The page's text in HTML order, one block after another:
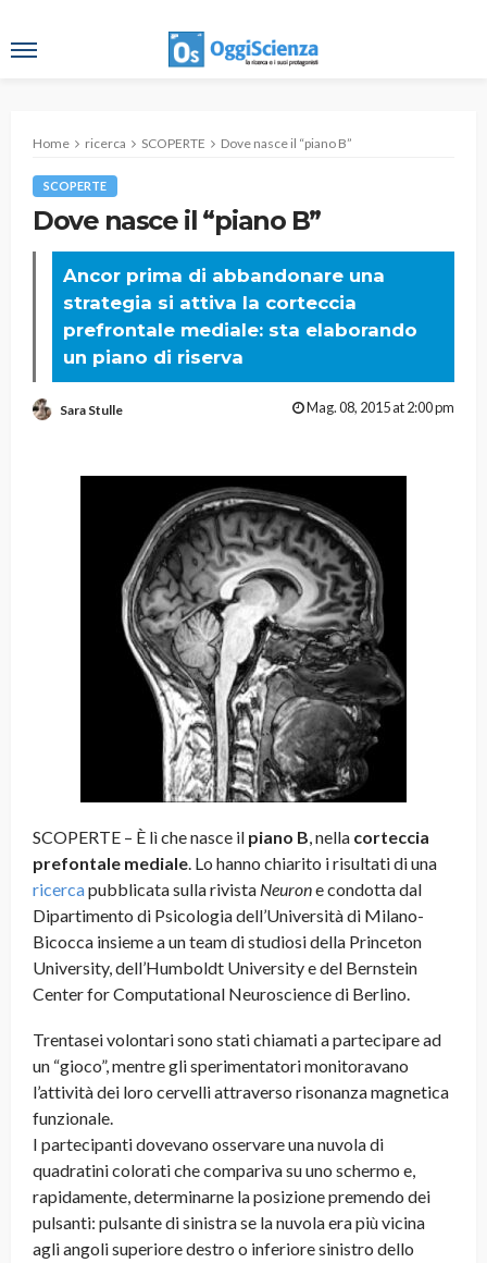
Home ricerca SCOPERTE Dove nasce il “piano B”
SCOPERTE
Dove nasce il “piano B”
Ancor prima di abbandonare una
strategia si attiva la corteccia
prefrontale mediale: sta elaborando
un piano di riserva
Sara Stulle Mag. 08, 2015 at 2:00 pm
SCOPERTE – È lì che nasce il piano B, nella corteccia
prefontale mediale. Lo hanno chiarito i risultati di una
ricercapubblicata sulla rivista Neurone condotta dal
Dipartimento di Psicologia dell’Università di Milano-
Bicocca insieme a un team di studiosi della Princeton
University, dell’Humboldt University e del Bernstein
Center for Computational Neuroscience di Berlino.
Trentasei volontari sono stati chiamati a partecipare ad
un “gioco”, mentre gli sperimentatori monitoravano
l’attività dei loro cervelli attraverso risonanza magnetica
funzionale.
I partecipanti dovevano osservare una nuvola di
quadratini colorati che compariva su uno schermo e,
rapidamente, determinarne la posizione premendo dei
pulsanti: pulsante di sinistra se la nuvola era più vicina
agli angoli superiore destro o inferiore sinistro dello